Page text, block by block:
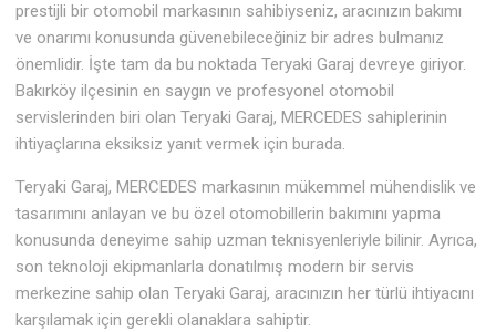
prestijli bir otomobil markasının sahibiyseniz, aracınızın bakımı
ve onarımı konusunda güvenebileceğiniz bir adres bulmanız
önemlidir. İşte tam da bu noktada Teryaki Garaj devreye giriyor.
Bakırköy ilçesinin en saygın ve profesyonel otomobil
servislerinden biri olan Teryaki Garaj, MERCEDES sahiplerinin
ihtiyaçlarına eksiksiz yanıt vermek için burada.
Teryaki Garaj, MERCEDES markasının mükemmel mühendislik ve
tasarımını anlayan ve bu özel otomobillerin bakımını yapma
konusunda deneyime sahip uzman teknisyenleriyle bilinir. Ayrıca,
son teknoloji ekipmanlarla donatılmış modern bir servis
merkezine sahip olan Teryaki Garaj, aracınızın her türlü ihtiyacını
karşılamak için gerekli olanaklara sahiptir.